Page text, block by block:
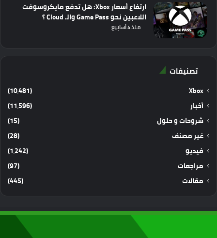
ارتفاع أسعار Xbox: هل تدفع مايكروسوفت
اللاعبين نحو Game Pass والـ Cloud ؟
منذ 4 أسابيع
تصنيفات
Xbox
(10٬481)
أخبار
(11٬596)
شروحات و حلول
(15)
غير مصنف
(28)
فيديو
(1٬242)
مراجعات
(97)
مقالات
(445)